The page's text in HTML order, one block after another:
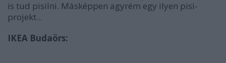
is tud pisilni. Másképpen agyrém egy ilyen pisi-
projekt...
IKEA Budaörs: